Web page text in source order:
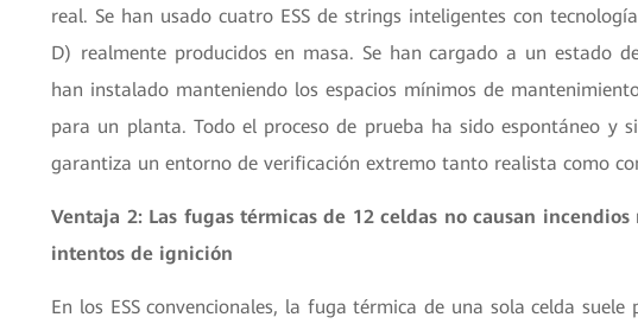
real. Se han usado cuatro ESS de strings inteligentes con
D) realmente producidos en masa. Se han cargado a un estado
han instalado manteniendo los espacios mínimos de
para un planta. Todo el proceso de prueba ha sido espontáneo y
garantiza un entorno de verificación extremo tanto realista como
Ventaja 2: Las fugas térmicas de 12 celdas no causan
intentos de ignición
En los ESS convencionales, la fuga térmica de una sola celda suele